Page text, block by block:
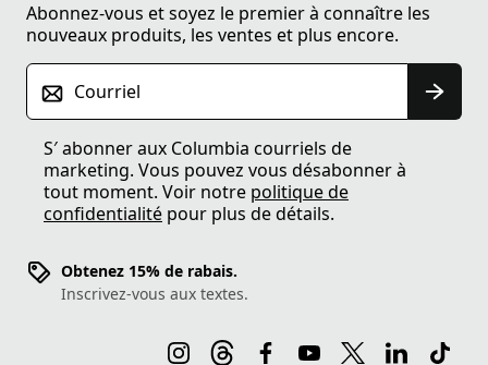
Abonnez-vous et soyez le premier à connaître les
nouveaux produits, les ventes et plus encore.
Courriel
S′ abonner aux Columbia courriels de
marketing. Vous pouvez vous désabonner à
tout moment. Voir notre politique de
confidentialité pour plus de détails.
Obtenez 15% de rabais.
Inscrivez-vous aux textes.